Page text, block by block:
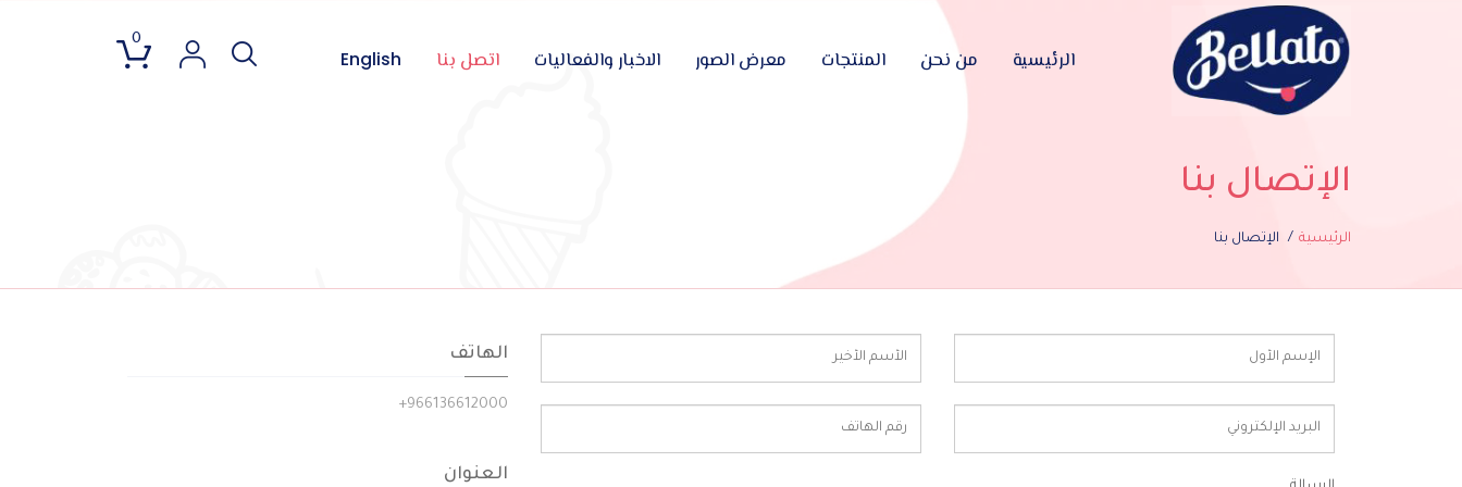
الرئيسية من نحن المنتجات معرض الصور الاخبار والفعاليات اتصل بنا English
0
الإتصال بنا
الرئيسية الإتصال بنا
الهاتف
966136612000
+
العنوان